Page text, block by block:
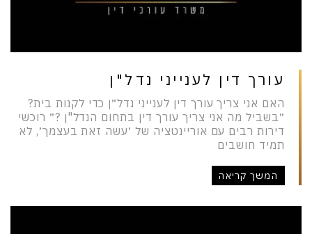
עורך דין לענייני נדל"ן
האם אני צריך עורך דין לענייני נדל״ן כדי לקנות בית?
״בשביל מה אני צריך עורך דין בתחום הנדל"ן ?״ רוכשי
דירות רבים עם אוריינטציה של ׳עשה זאת בעצמך׳, לא
תמיד חושבים
המשך קריאה